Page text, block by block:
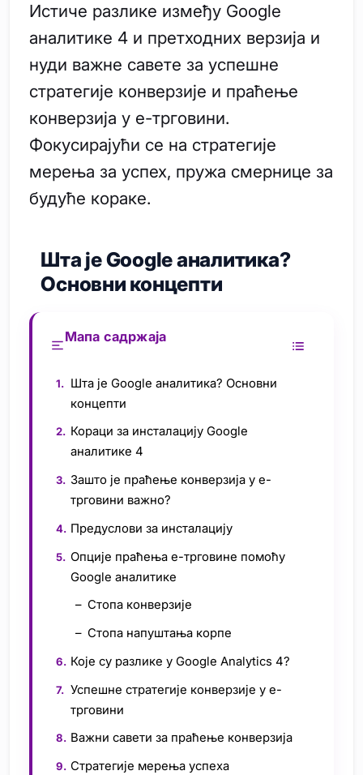
Истиче разлике између Google
аналитике 4 и претходних верзија и
нуди важне савете за успешне
стратегије конверзије и праћење
конверзија у е-трговини.
Фокусирајући се на стратегије
мерења за успех, пружа смернице за
будуће кораке.
Шта је Google аналитика?
Основни концепти
Мапа садржаја
Шта је Google аналитика? Основни
концепти
Кораци за инсталацију Google
аналитике 4
Зашто је праћење конверзија у е-
трговини важно?
Предуслови за инсталацију
Опције праћења е-трговине помоћу
Google аналитике
Стопа конверзије
Стопа напуштања корпе
Које су разлике у Google Analytics 4?
Успешне стратегије конверзије у е-
трговини
Важни савети за праћење конверзија
Стратегије мерења успеха